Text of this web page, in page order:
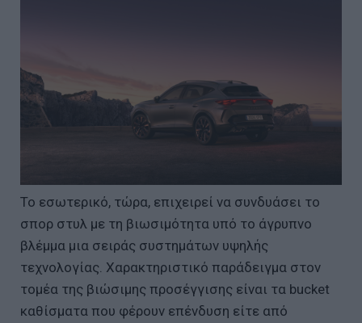
Το εσωτερικό, τώρα, επιχειρεί να συνδυάσει το
σπορ στυλ με τη βιωσιμότητα υπό το άγρυπνο
βλέμμα μια σειράς συστημάτων υψηλής
τεχνολογίας. Χαρακτηριστικό παράδειγμα στον
τομέα της βιώσιμης προσέγγισης είναι τα bucket
καθίσματα που φέρουν επένδυση είτε από